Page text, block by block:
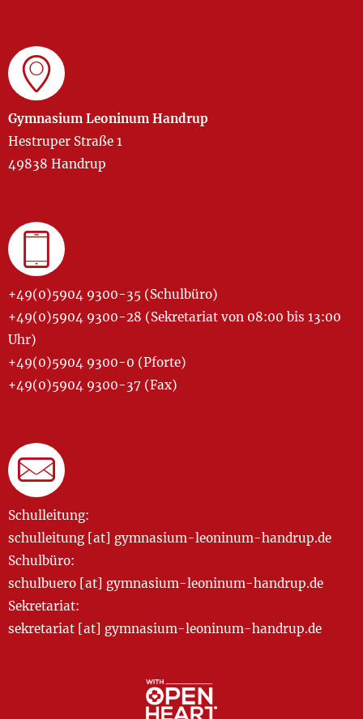
Gymnasium Leoninum Handrup
Hestruper Straße 1
49838 Handrup
+49(0)5904 9300-35 (Schulbüro)
+49(0)5904 9300-28 (Sekretariat von 08:00 bis 13:00
Uhr)
+49(0)5904 9300-0 (Pforte)
+49(0)5904 9300-37 (Fax)
Schulleitung:
schulleitung [at] gymnasium-leoninum-handrup.de
Schulbüro:
schulbuero [at] gymnasium-leoninum-handrup.de
Sekretariat:
sekretariat [at] gymnasium-leoninum-handrup.de